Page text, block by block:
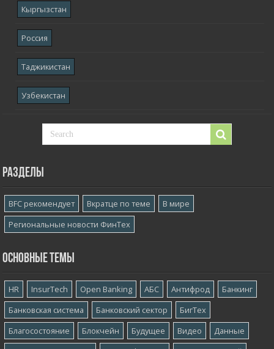
Кыргызстан
Россия
Таджикистан
Узбекистан
Разделы
BFC рекомендует Вкратце по теме
В мире
Региональные новости ФинТех
Основные темы
HR InsurTech Open Banking АБС Антифрод
Банкинг
Банковская система
Банковский сектор
БигТех
Благосостояние
Блокчейн Будущее Видео
Данные